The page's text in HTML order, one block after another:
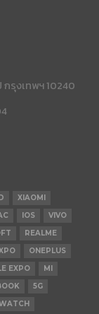
กรุงเทพฯ 10240
XIAOMI
IOS
VIVO
REALME
ONEPLUS
EXPO
MI
5G